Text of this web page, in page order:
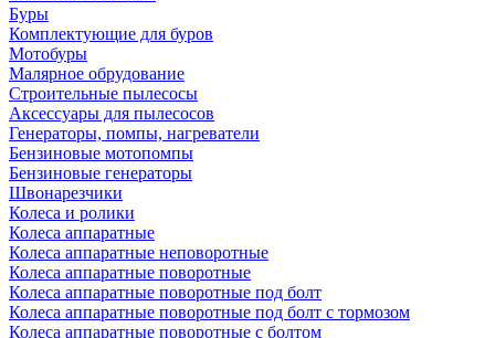
Буры
Комплектующие для буров
Мотобуры
Малярное обрудование
Строительные пылесосы
Аксессуары для пылесосов
Генераторы, помпы, нагреватели
Бензиновые мотопомпы
Бензиновые генераторы
Швонарезчики
Колеса и ролики
Колеса аппаратные
Колеса аппаратные неповоротные
Колеса аппаратные поворотные
Колеса аппаратные поворотные под болт
Колеса аппаратные поворотные под болт с тормозом
Колеса аппаратные поворотные с болтом